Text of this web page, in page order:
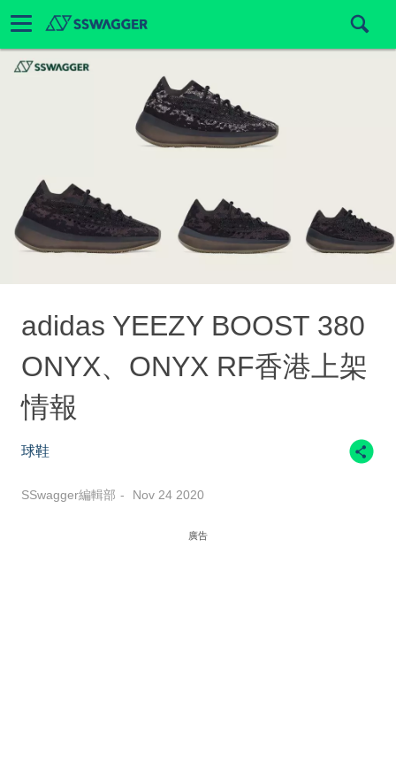
adidas YEEZY BOOST 380
ONYX、ONYX RF香港上架
情報
球鞋
SSwagger編輯部 Nov 24 2020
廣告